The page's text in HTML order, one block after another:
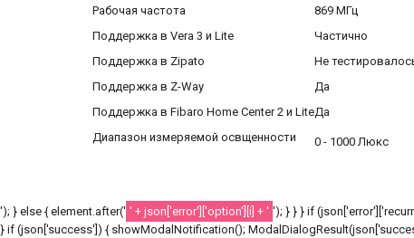
Рабочая частота
869 МГц
Поддержка в Vera 3 и Lite
Частично
Поддержка в Zipato
Не
Поддержка в Z-Way
Да
Поддержка в Fibaro Home Center 2 и LiteДа
Диапазон измеряемой освщенности
0 - 1000 Люкс
'); } else { element.after(' ' + json['error']['option'][i] + ' '); } } } if
} if (json['success']) { showModalNotification();